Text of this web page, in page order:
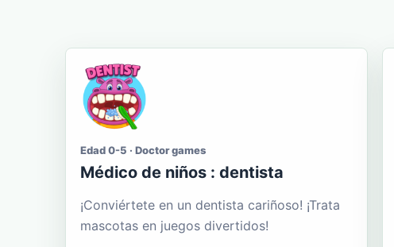
Edad 0-5 · Doctor games
Médico de niños : dentista
¡Conviértete en un dentista cariñoso! ¡Trata
mascotas en juegos divertidos!